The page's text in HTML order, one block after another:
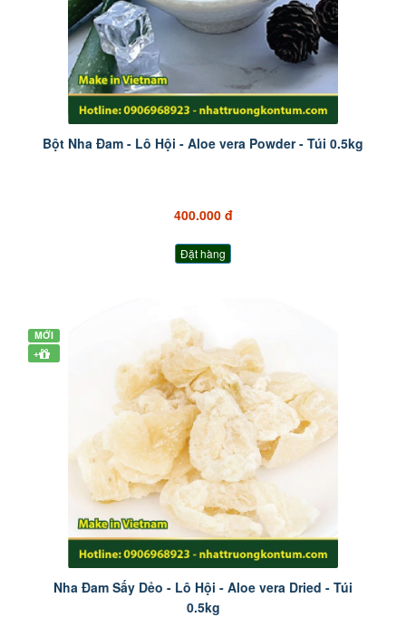
Bột Nha Đam - Lô Hội - Aloe vera Powder - Túi 0.5kg
400.000 đ
Đặt hàng
MỚI
+
Nha Đam Sấy Dẻo - Lô Hội - Aloe vera Dried - Túi
0.5kg